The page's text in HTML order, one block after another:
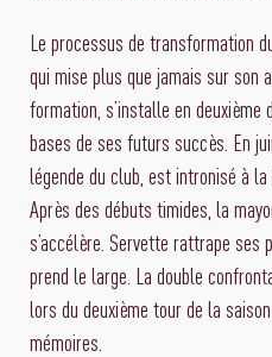
Le processus de transformation
qui mise plus que jamais sur son
formation, s’installe en
bases de ses futurs succès. En
légende du club, est intronisé à
Après des débuts timides, la
s’accélère. Servette rattrape ses
prend le large. La double
lors du deuxième tour de la
mémoires.